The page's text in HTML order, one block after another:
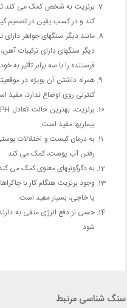
برنزیت به شخص کمک می کند
کند و در کسب یقین در تصمیم
مانند دیگر سنگهای جواهر دارای
دیگر سنگهای دارای ترکیبات
فرستنده را با سه برابر تأثیر به
همراه داشتن آن بویژه در
کنترلی روی اوضاع ندارد، مفید
بیماریها مفید است.
به درمان کیست و اختلالات
رفتن آب پوست، کمک می کند
به دگرگونیهای معنوی کمک می
وجود برنزیت هنگام کار با
یا خاجی، بسیار مفید است.
حسی از دفع انرژی منفی به
شود
سنگ شناسی مرتبط